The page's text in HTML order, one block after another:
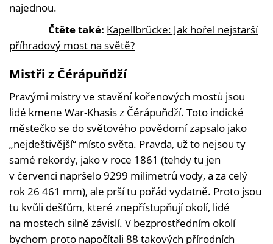
najednou.
Čtěte také: Kapellbrücke: Jak hořel nejstarší
příhradový most na světě?
Mistři z Čérápuňdží
Pravými mistry ve stavění kořenových mostů jsou
lidé kmene War-Khasis z Čérápuňdží. Toto indické
městečko se do světového povědomí zapsalo jako
„nejdeštivější“ místo světa. Pravda, už to nejsou ty
samé rekordy, jako v roce 1861 (tehdy tu jen
v červenci napršelo 9299 milimetrů vody, a za celý
rok 26 461 mm), ale prší tu pořád vydatně. Proto jsou
tu kvůli dešťům, které znepřístupňují okolí, lidé
na mostech silně závislí. V bezprostředním okolí
bychom proto napočítali 88 takových přírodních